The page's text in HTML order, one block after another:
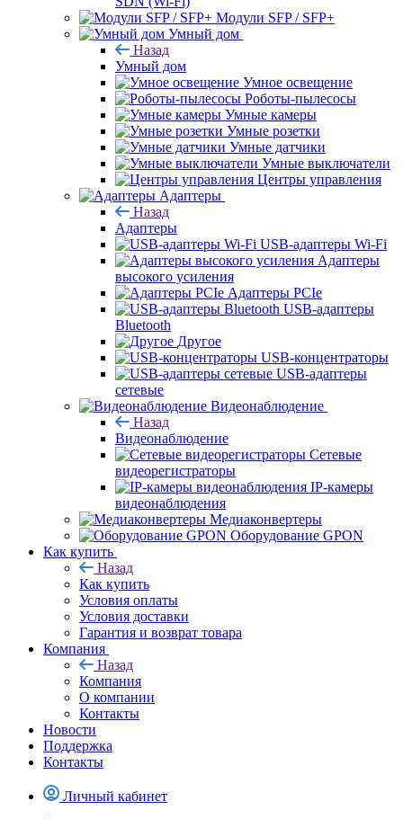
Модули SFP / SFP+
Умный дом
Назад
Умный дом
Умное освещение
Роботы-пылесосы
Умные камеры
Умные розетки
Умные датчики
Умные выключатели
Центры управления
Адаптеры
Назад
Адаптеры
USB-адаптеры Wi-Fi
Адаптеры
высокого усиления
Адаптеры PCIe
USB-адаптеры
Bluetooth
Другое
USB-концентраторы
USB-адаптеры
сетевые
Видеонаблюдение
Назад
Видеонаблюдение
Сетевые
видеорегистраторы
IP-камеры
видеонаблюдения
Медиаконвертеры
Оборудование GPON
Как купить
Назад
Как купить
Условия оплаты
Условия доставки
Гарантия и возврат товара
Компания
Назад
Компания
О компании
Контакты
Новости
Поддержка
Контакты
Личный кабинет